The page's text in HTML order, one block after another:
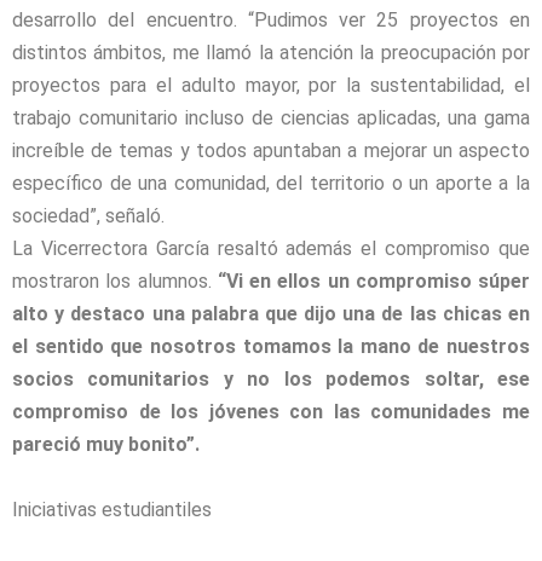
desarrollo del encuentro. “Pudimos ver 25 proyectos en
distintos ámbitos, me llamó la atención la preocupación por
proyectos para el adulto mayor, por la sustentabilidad, el
trabajo comunitario incluso de ciencias aplicadas, una gama
increíble de temas y todos apuntaban a mejorar un aspecto
específico de una comunidad, del territorio o un aporte a la
sociedad”, señaló.
La Vicerrectora García resaltó además el compromiso que
mostraron los alumnos. “Vi en ellos un compromiso súper
alto y destaco una palabra que dijo una de las chicas en
el sentido que nosotros tomamos la mano de nuestros
socios comunitarios y no los podemos soltar, ese
compromiso de los jóvenes con las comunidades me
pareció muy bonito”.
Iniciativas estudiantiles